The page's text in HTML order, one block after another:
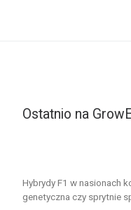
Ostatnio na
Hybrydy F1 w nasionach
genetyczna czy sprytnie